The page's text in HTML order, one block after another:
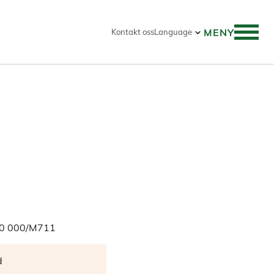
Kontakt ossLanguage MENY
000/M711